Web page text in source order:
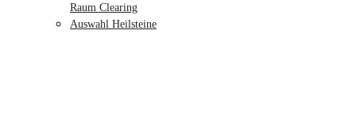
Raum Clearing
Auswahl Heilsteine